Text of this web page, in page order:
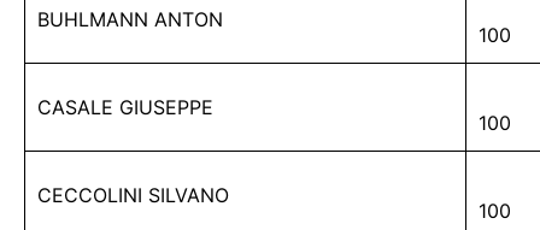
BUHLMANN ANTON
100
CASALE GIUSEPPE
100
CECCOLINI SILVANO
100